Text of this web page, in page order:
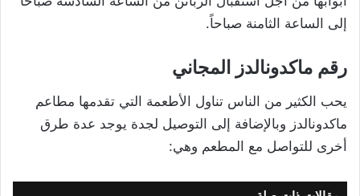
إلى الساعة الثامنة صباحاً.
رقم ماكدونالدز المجاني
يحب الكثير من الناس تناول الأطعمة التي تقدمها مطاعم
ماكدونالدز وبالإضافة إلى التوصيل لجدة يوجد عدة طرق
أخرى للتواصل مع المطعم وهي: